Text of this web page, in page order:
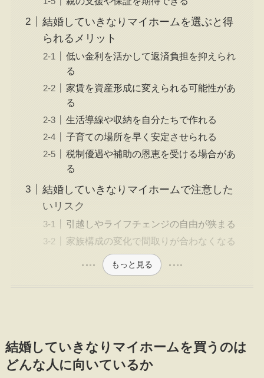
結婚していきなりマイホームを選ぶと得
られるメリット
低い金利を活かして返済負担を抑えられ
る
家賃を資産形成に変えられる可能性があ
る
生活導線や収納を自分たちで作れる
子育ての場所を早く安定させられる
税制優遇や補助の恩恵を受ける場合があ
る
結婚していきなりマイホームで注意した
いリスク
引越しやライフチェンジの自由が狭まる
家族構成の変化で間取りが合わなくなる
もっと見る
結婚していきなりマイホームを買うのは
どんな人に向いているか